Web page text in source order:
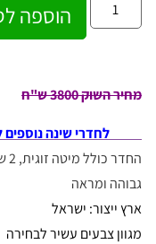
הוספה
מחיר השוק 3800 ש"ח
לחדרי שינה נוספים
גבוהה ומראה
ארץ ייצור: ישראל
מגוון צבעים עשיר לבחירה